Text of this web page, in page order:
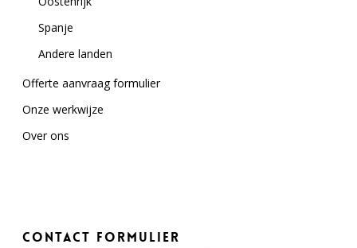
Spanje
Andere landen
Offerte aanvraag formulier
Onze werkwijze
Over ons
Contact formulier